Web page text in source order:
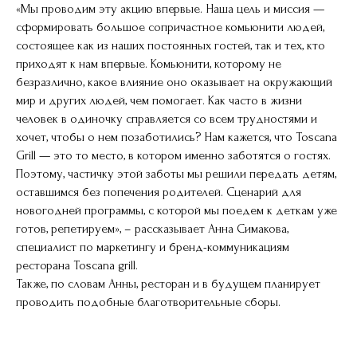
«Мы проводим эту акцию впервые. Наша цель и миссия —
сформировать большое сопричастное комьюнити людей,
состоящее как из наших постоянных гостей, так и тех, кто
приходят к нам впервые. Комьюнити, которому не
безразлично, какое влияние оно оказывает на окружающий
мир и других людей, чем помогает. Как часто в жизни
человек в одиночку справляется со всем трудностями и
хочет, чтобы о нем позаботились? Нам кажется, что Toscana
Grill — это то место, в котором именно заботятся о гостях.
Поэтому, частичку этой заботы мы решили передать детям,
оставшимся без попечения родителей. Сценарий для
новогодней программы, с которой мы поедем к деткам уже
готов, репетируем», – рассказывает Анна Симакова,
специалист по маркетингу и бренд-коммуникациям
ресторана Toscana grill.
Также, по словам Анны, ресторан и в будущем планирует
проводить подобные благотворительные сборы.